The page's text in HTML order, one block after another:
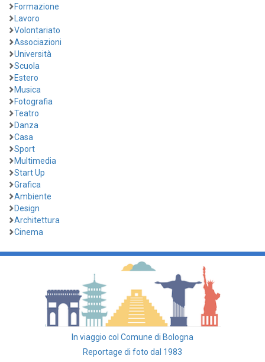
Formazione
Lavoro
Volontariato
Associazioni
Università
Scuola
Estero
Musica
Fotografia
Teatro
Danza
Casa
Sport
Multimedia
Start Up
Grafica
Ambiente
Design
Architettura
Cinema
In viaggio col Comune di Bologna
Reportage di foto dal 1983